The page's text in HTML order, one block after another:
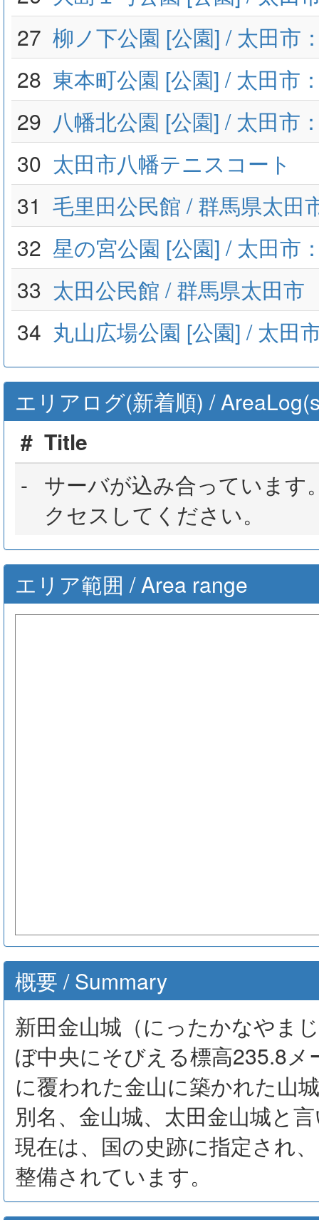
27 柳ノ下公園 [公園] / 太田市
28 東本町公園 [公園] / 太田市
29 八幡北公園 [公園] / 太田市
30 太田市八幡テニスコート
31 毛里田公民館 / 群馬県太田
32 星の宮公園 [公園] / 太田市
33 太田公民館 / 群馬県太田市
34 丸山広場公園 [公園] / 太田
エリアログ(新着順) /
# Title
- サーバが込み合っていま
クセスしてください。
エリア範囲 / Area range
概要 / Summary
新田金山城（にったかなやま
ぼ中央にそびえる標高235.8
に覆われた金山に築かれた山
別名、金山城、太田金山城と
現在は、国の史跡に指定され
整備されています。